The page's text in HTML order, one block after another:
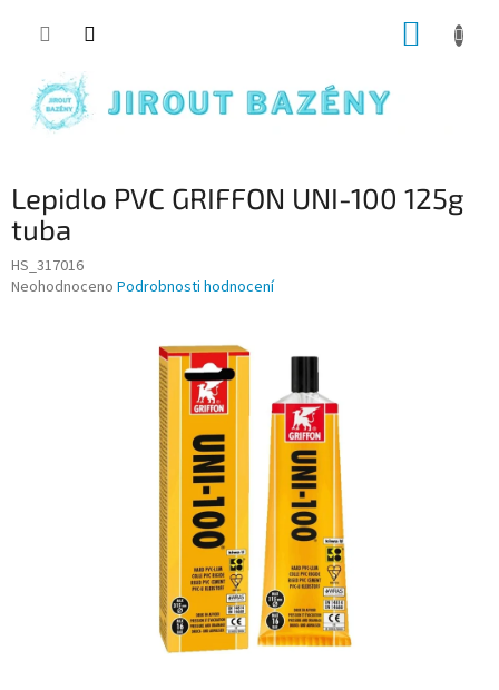
Lepidlo PVC GRIFFON UNI-100 125g
tuba
HS_317016
Průměrné hodnocení produktu je 0,0 z 5 hvězdiček.
Neohodnoceno Podrobnosti hodnocení